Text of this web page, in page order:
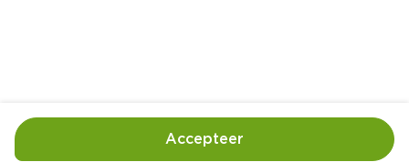
Accepteer